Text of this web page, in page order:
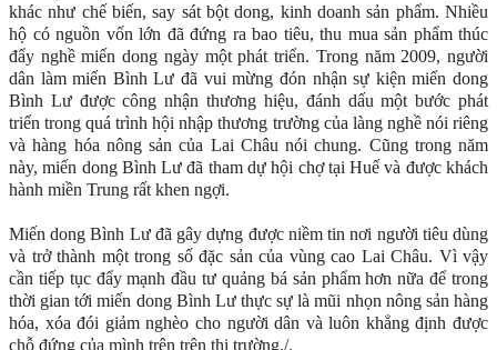
khác như chế biến, say sát bột dong, kinh doanh sản phẩm. Nhiều
hộ có nguồn vốn lớn đã đứng ra bao tiêu, thu mua sản phẩm thúc
đẩy nghề miến dong ngày một phát triển. Trong năm 2009, người
dân làm miến Bình Lư đã vui mừng đón nhận sự kiện miến dong
Bình Lư được công nhận thương hiệu, đánh dấu một bước phát
triển trong quá trình hội nhập thương trường của làng nghề nói riêng
và hàng hóa nông sản của Lai Châu nói chung. Cũng trong năm
này, miến dong Bình Lư đã tham dự hội chợ tại Huế và được khách
hành miền Trung rất khen ngợi.
Miến dong Bình Lư đã gây dựng được niềm tin nơi người tiêu dùng
và trở thành một trong số đặc sản của vùng cao Lai Châu. Vì vậy
cần tiếp tục đẩy mạnh đầu tư quảng bá sản phẩm hơn nữa để trong
thời gian tới miến dong Bình Lư thực sự là mũi nhọn nông sản hàng
hóa, xóa đói giảm nghèo cho người dân và luôn khẳng định được
chỗ đứng của mình trên trên thị trường./.